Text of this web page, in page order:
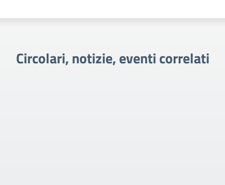
Circolari, notizie, eventi correlati